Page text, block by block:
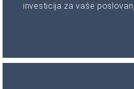
investicija za vaše